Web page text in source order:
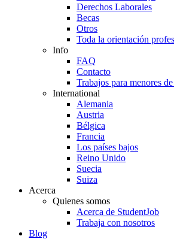
Derechos Laborales
Becas
Otros
Toda la orientación
Info
FAQ
Contacto
Trabajos para menores
International
Alemania
Austria
Bélgica
Francia
Los países bajos
Reino Unido
Suecia
Suiza
Acerca
Quienes somos
Acerca de StudentJob
Trabaja con nosotros
Blog